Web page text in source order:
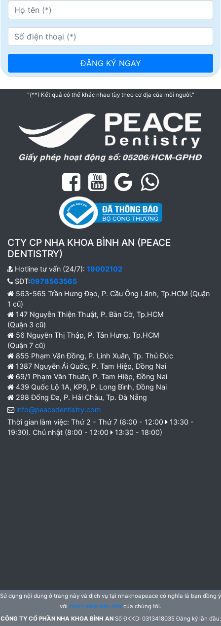
"(**) Kết quả có thể khác nhau tùy theo cơ địa của mỗi người."
CTY CP NHA KHOA BÌNH AN (PEACE
DENTISTRY)
Hotline tư vấn (24/7): 19002102
SĐT:0978563565
563-565 Trần Hưng Đạo, P. Cầu Ông Lãnh, Tp.HCM (Quận
1 cũ)
147 Nguyễn Thiện Thuật, P. Bàn Cờ, Tp.HCM
(Quận 3 cũ)
56 Nguyễn Thị Thập, P. Tân Hưng, Tp.HCM
(Quận 7 cũ)
855 Phạm Văn Đồng, P. Linh Xuân, Tp. Thủ Đức
1387 Nguyễn Ái Quốc, P. Tam Hiệp, Đồng Nai
69/1 Phạm Văn Thuận, P. Tam Hiệp, Đồng Nai
439 Quốc Lộ 1A, KP9, P. Long Bình, Đồng Nai
298 Đống Đa, P. Hải Châu, Tp. Đà Nẵng
info@peacedentistry.com
Thời gian làm việc: Thứ 2 - Thứ 7 (8:00 - 12:00
13:30 -
19:30). Chủ nhật (8:00 - 12:00
13:30 - 18:00)
Sử dụng nội dung ở trang này và dịch vụ tại nhakhoapeace có nghĩa là bạn đồng ý
với chính sách bảo mật của chúng tôi.
CÔNG TY CỔ PHẦN NHA KHOA BÌNH ANSố ĐKKD: 0313418035 Đăng ký lần đầu: